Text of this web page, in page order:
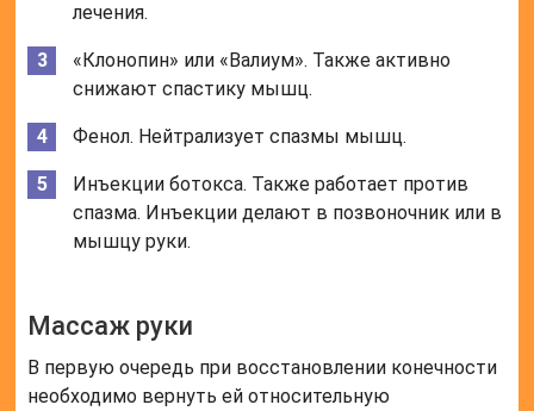
лечения.
«Клонопин» или «Валиум». Также активно
снижают спастику мышц.
Фенол. Нейтрализует спазмы мышц.
Инъекции ботокса. Также работает против
спазма. Инъекции делают в позвоночник или в
мышцу руки.
Массаж руки
В первую очередь при восстановлении конечности
необходимо вернуть ей относительную